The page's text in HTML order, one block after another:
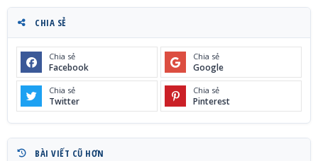
CHIA SẺ
Chia sẻ
Facebook
Chia sẻ
Google
Chia sẻ
Twitter
Chia sẻ
Pinterest
BÀI VIẾT CŨ HƠN